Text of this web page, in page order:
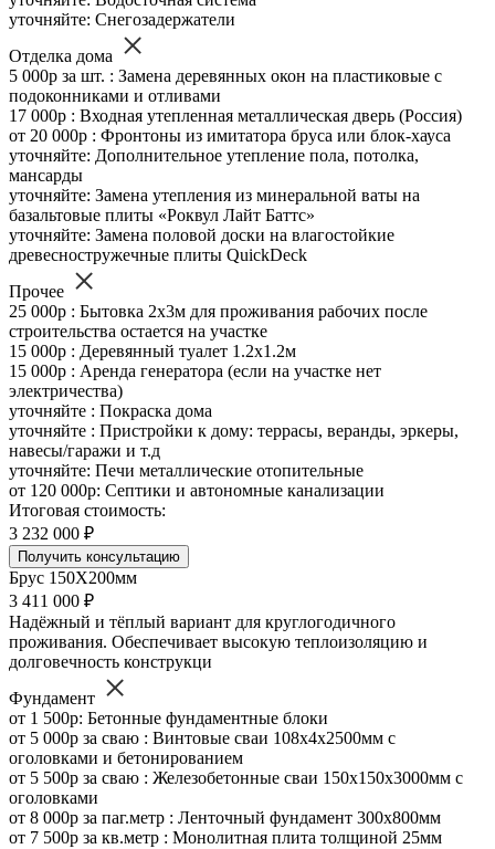
уточняйте: Снегозадержатели
Отделка дома
5 000р за шт. : Замена деревянных окон на пластиковые с
подоконниками и отливами
17 000р : Входная утепленная металлическая дверь (Россия)
от 20 000р : Фронтоны из имитатора бруса или блок-хауса
уточняйте: Дополнительное утепление пола, потолка,
мансарды
уточняйте: Замена утепления из минеральной ваты на
базальтовые плиты «Роквул Лайт Баттс»
уточняйте: Замена половой доски на влагостойкие
древесностружечные плиты QuickDeck
Прочее
25 000р : Бытовка 2х3м для проживания рабочих после
строительства остается на участке
15 000р : Деревянный туалет 1.2х1.2м
15 000р : Аренда генератора (если на участке нет
электричества)
уточняйте : Покраска дома
уточняйте : Пристройки к дому: террасы, веранды, эркеры,
навесы/гаражи и т.д
уточняйте: Печи металлические отопительные
от 120 000р: Септики и автономные канализации
Итоговая стоимость:
3 232 000 ₽
Получить консультацию
Брус 150Х200мм
3 411 000 ₽
Надёжный и тёплый вариант для круглогодичного
проживания. Обеспечивает высокую теплоизоляцию и
долговечность конструкци
Фундамент
от 1 500р: Бетонные фундаментные блоки
от 5 000р за сваю : Винтовые сваи 108х4х2500мм с
оголовками и бетонированием
от 5 500р за сваю : Железобетонные сваи 150х150х3000мм с
оголовками
от 8 000р за паг.метр : Ленточный фундамент 300х800мм
от 7 500р за кв.метр : Монолитная плита толщиной 25мм